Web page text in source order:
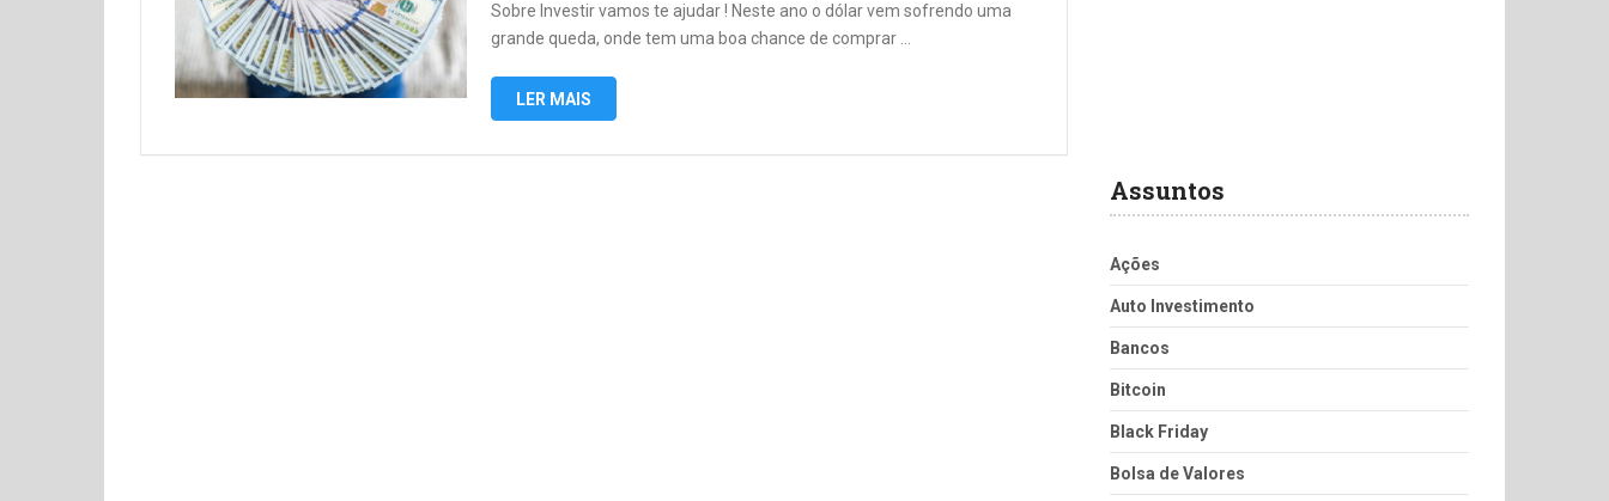
Sobre Investir vamos te ajudar ! Neste ano o dólar vem sofrendo uma
grande queda, onde tem uma boa chance de comprar …
LER MAIS
Assuntos
Ações
Auto Investimento
Bancos
Bitcoin
Black Friday
Bolsa de Valores